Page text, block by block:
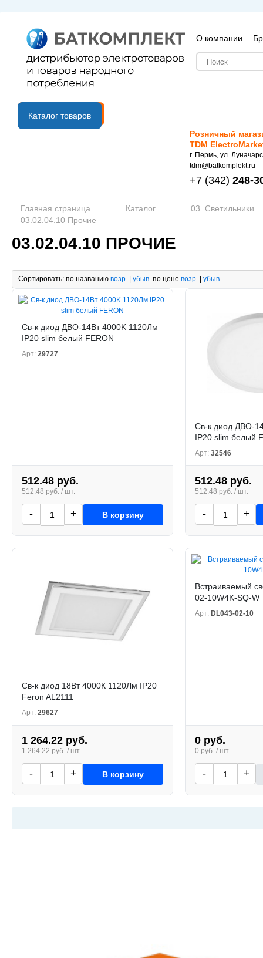
О компании
B2B портал
Каталог товаров
Розничный
TDM
г. Пермь, ул.
tdm@batkomplekt.ru
+7 (342) 248-
Главная страница Каталог
03. Светильники
03.02.04.10 Прочие
03.02.04.10 ПРОЧИЕ
Сортировать: по названию возр. | убыв. по цене возр. | убыв.
Св-к диод ДВО-14Вт 4000K 1120Лм
IP20 slim белый FERON
Арт: 29727
512.48 руб.
512.48 руб. / шт.
- + В корзину
Св-к диод ДВО-
IP20 slim белый
Арт: 32546
512.48 руб.
512.48 руб. / шт.
- +
Св-к диод 18Вт 4000К 1120Лм IP20
Feron AL2111
Арт: 29627
1 264.22 руб.
1 264.22 руб. / шт.
- + В корзину
Встраиваемый
02-10W4K-SQ-W
Арт: DL043-02-10
0 руб.
0 руб. / шт.
- +